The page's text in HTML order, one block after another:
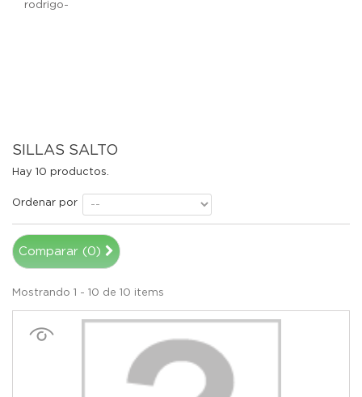
rodrigo-
SILLAS SALTO
Hay 10 productos.
Ordenar por
Comparar (0 )
Mostrando 1 - 10 de 10 items